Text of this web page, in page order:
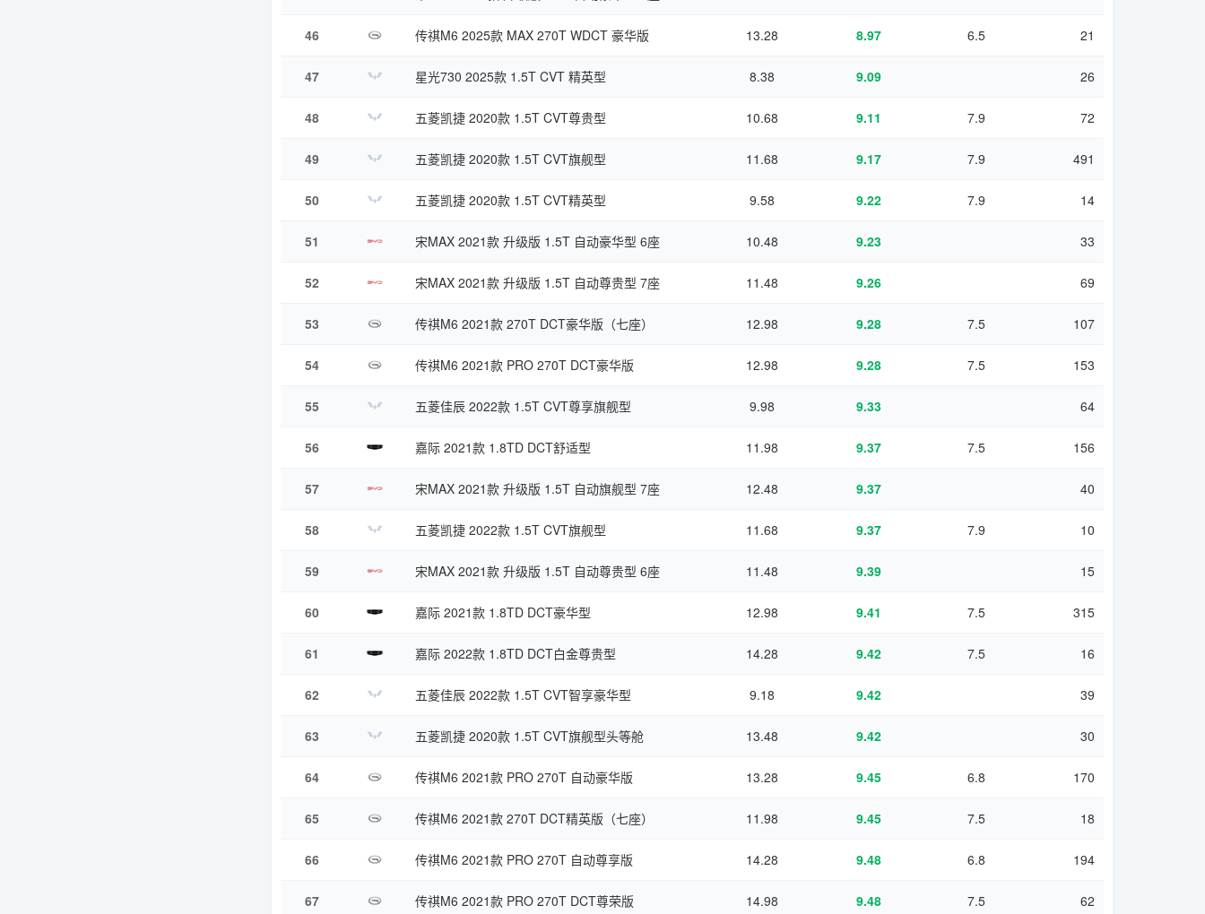
46 传祺M6 2025款 MAX 270T WDCT 豪华版 13.28 8.97 6.5 21
47 星光730 2025款 1.5T CVT 精英型 8.38 9.09 26
48 五菱凯捷 2020款 1.5T CVT尊贵型 10.68 9.11 7.9 72
49 五菱凯捷 2020款 1.5T CVT旗舰型 11.68 9.17 7.9 491
50 五菱凯捷 2020款 1.5T CVT精英型 9.58 9.22 7.9 14
51 宋MAX 2021款 升级版 1.5T 自动豪华型 6座 10.48 9.23 33
52 宋MAX 2021款 升级版 1.5T 自动尊贵型 7座 11.48 9.26 69
53 传祺M6 2021款 270T DCT豪华版（七座） 12.98 9.28 7.5 107
54 传祺M6 2021款 PRO 270T DCT豪华版 12.98 9.28 7.5 153
55 五菱佳辰 2022款 1.5T CVT尊享旗舰型 9.98 9.33 64
56 嘉际 2021款 1.8TD DCT舒适型 11.98 9.37 7.5 156
57 宋MAX 2021款 升级版 1.5T 自动旗舰型 7座 12.48 9.37 40
58 五菱凯捷 2022款 1.5T CVT旗舰型 11.68 9.37 7.9 10
59 宋MAX 2021款 升级版 1.5T 自动尊贵型 6座 11.48 9.39 15
60 嘉际 2021款 1.8TD DCT豪华型 12.98 9.41 7.5 315
61 嘉际 2022款 1.8TD DCT白金尊贵型 14.28 9.42 7.5 16
62 五菱佳辰 2022款 1.5T CVT智享豪华型 9.18 9.42 39
63 五菱凯捷 2020款 1.5T CVT旗舰型头等舱 13.48 9.42 30
64 传祺M6 2021款 PRO 270T 自动豪华版 13.28 9.45 6.8 170
65 传祺M6 2021款 270T DCT精英版（七座） 11.98 9.45 7.5 18
66 传祺M6 2021款 PRO 270T 自动尊享版 14.28 9.48 6.8 194
67 传祺M6 2021款 PRO 270T DCT尊荣版 14.98 9.48 7.5 62